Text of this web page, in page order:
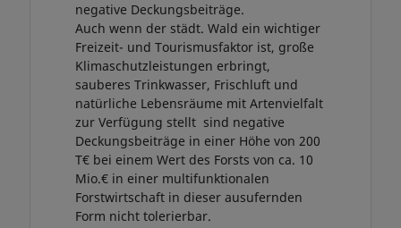
negative Deckungsbeiträge.
Auch wenn der städt. Wald ein wichtiger
Freizeit- und Tourismusfaktor ist, große
Klimaschutzleistungen erbringt,
sauberes Trinkwasser, Frischluft und
natürliche Lebensräume mit Artenvielfalt
zur Verfügung stellt sind negative
Deckungsbeiträge in einer Höhe von 200
T€ bei einem Wert des Forsts von ca. 10
Mio.€ in einer multifunktionalen
Forstwirtschaft in dieser ausufernden
Form nicht tolerierbar.